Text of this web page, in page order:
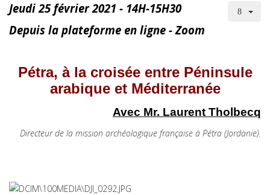
Jeudi 25 février 2021 - 14H-15H30
Depuis la plateforme en ligne - Zoom
Pétra, à la croisée entre Péninsule
arabique et Méditerranée
Avec Mr. Laurent Tholbecq
Directeur de la mission archéologique française à Pétra (Jordanie).